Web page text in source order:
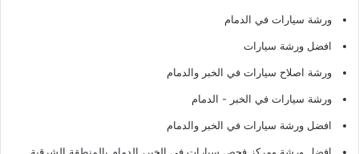
ورشة سيارات في الدمام
افضل ورشة سيارات
ورشة اصلاح سيارات في الخبر والدمام
ورشة سيارات في الخبر - الدمام
افضل ورشة سيارات في الخبر والدمام